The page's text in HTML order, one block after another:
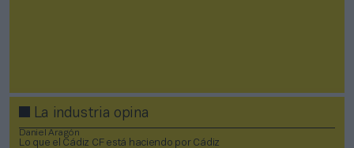
La industria opina
Daniel Aragón
Lo que el Cádiz CF está haciendo por Cádiz